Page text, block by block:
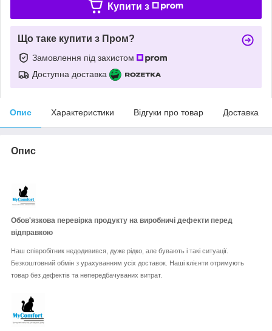
Купити з
Що таке купити з Пром?
Замовлення під захистом
Доступна доставка
Опис Характеристики Відгуки про товар Доставка
Опис
Обов'язкова перевірка продукту на виробничі дефекти перед
відправкою
Наш співробітник недодивився, дуже рідко, але бувають і такі ситуації.
Безкоштовний обмін з урахуванням усіх доставок. Наші клієнти отримують
товар без дефектів та непередбачуваних витрат.